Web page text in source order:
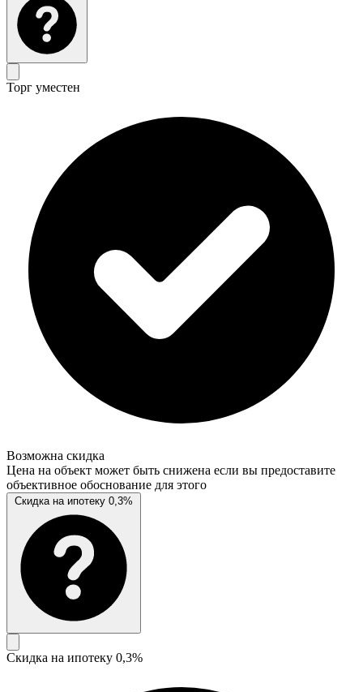
Торг уместен
Возможна скидка
Цена на объект может быть снижена если вы предоставите
объективное обоснование для этого
Скидка на ипотеку 0,3%
Скидка на ипотеку 0,3%